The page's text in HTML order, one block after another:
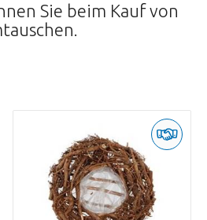
Sie beim Kauf von